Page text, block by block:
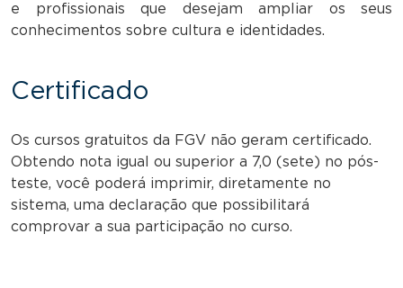
e profissionais que desejam ampliar os seus
conhecimentos sobre cultura e identidades.
Certificado
Os cursos gratuitos da FGV não geram certificado.
Obtendo nota igual ou superior a 7,0 (sete) no pós-
teste, você poderá imprimir, diretamente no
sistema, uma declaração que possibilitará
comprovar a sua participação no curso.